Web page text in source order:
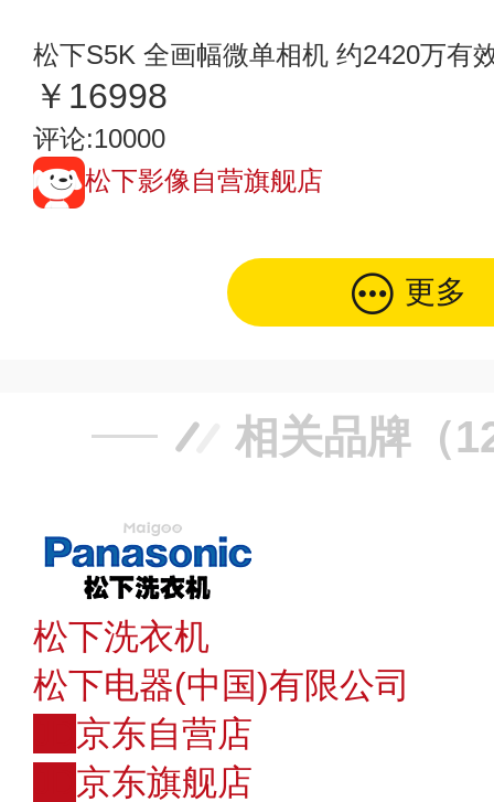
松下S5K 全画幅微单相机 约2420万有
￥16998
评论:10000
松下影像自营旗舰店
更多
相关品牌（
松下洗衣机
松下电器(中国)有限公司
京东自营店
京东旗舰店